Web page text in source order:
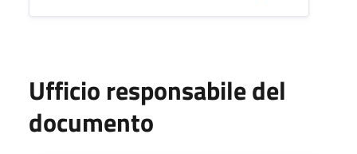
Ufficio responsabile del
documento